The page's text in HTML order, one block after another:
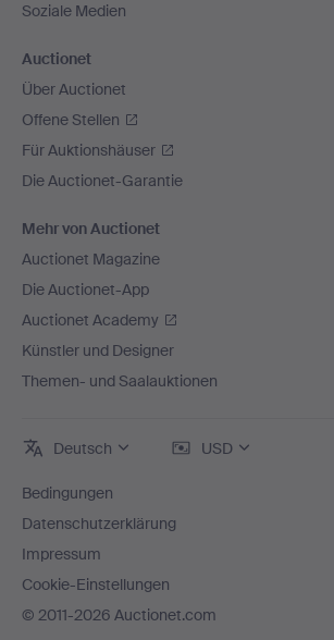
Soziale Medien
Auctionet
Über Auctionet
Offene Stellen
Für Auktionshäuser
Die Auctionet-Garantie
Mehr von Auctionet
Auctionet Magazine
Die Auctionet-App
Auctionet Academy
Künstler und Designer
Themen- und Saalauktionen
Deutsch USD
Bedingungen
Datenschutzerklärung
Impressum
Cookie-Einstellungen
© 2011-2026 Auctionet.com